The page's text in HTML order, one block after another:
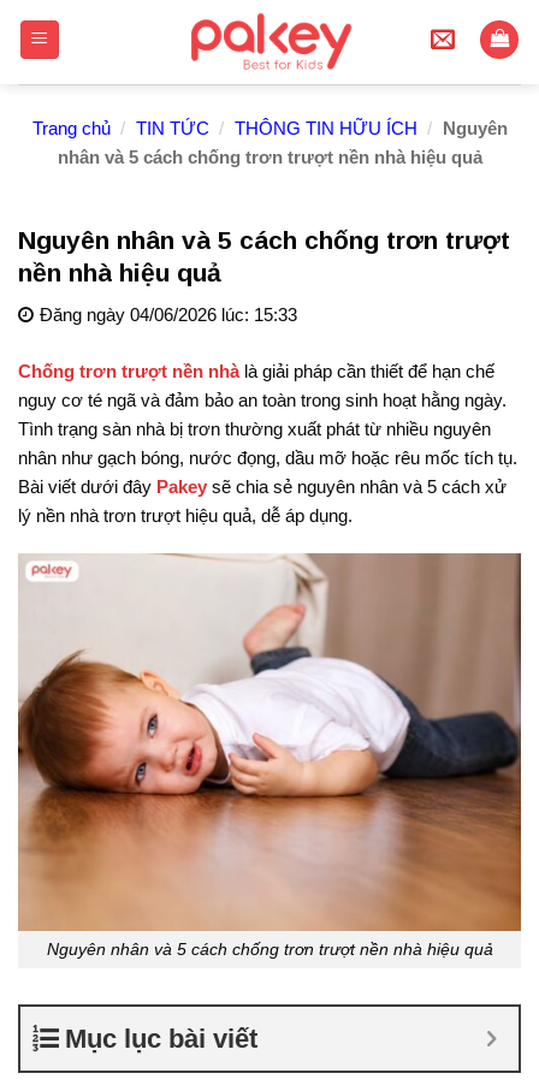
Trang chủ / TIN TỨC / THÔNG TIN HỮU ÍCH / Nguyên
nhân và 5 cách chống trơn trượt nền nhà hiệu quả
Nguyên nhân và 5 cách chống trơn trượt
nền nhà hiệu quả
Đăng ngày 04/06/2026 lúc: 15:33
Chống trơn trượt nền nhàlà giải pháp cần thiết để hạn chế
nguy cơ té ngã và đảm bảo an toàn trong sinh hoạt hằng ngày.
Tình trạng sàn nhà bị trơn thường xuất phát từ nhiều nguyên
nhân như gạch bóng, nước đọng, dầu mỡ hoặc rêu mốc tích tụ.
Bài viết dưới đây Pakey sẽ chia sẻ nguyên nhân và 5 cách xử
lý nền nhà trơn trượt hiệu quả, dễ áp dụng.
Nguyên nhân và 5 cách chống trơn trượt nền nhà hiệu quả
Mục lục bài viết